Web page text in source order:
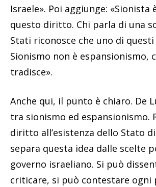
Israele». Poi aggiunge: «Sionista
questo diritto. Chi parla di una
Stati riconosce che uno di questi
Sionismo non è espansionismo,
tradisce».
Anche qui, il punto è chiaro. De
tra sionismo ed espansionismo.
diritto all’esistenza dello Stato
separa questa idea dalle scelte
governo israeliano. Si può
criticare, si può contestare ogni